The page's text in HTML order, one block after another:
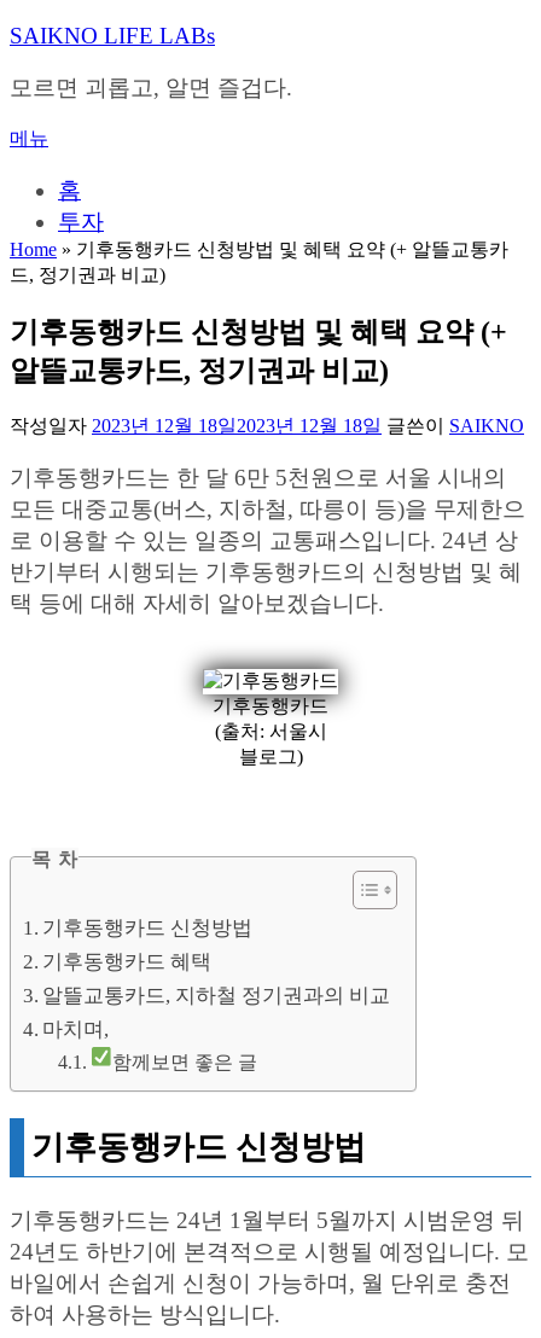
내
으
바
SAIKNO LIFE LABs
모르면 괴롭고, 알면 즐겁다.
메뉴
홈
투자
Home » 기후동행카드 신청방법 및 혜택 요약 (+ 알뜰교통카
드, 정기권과 비교)
기후동행카드 신청방법 및 혜택 요약 (+
알뜰교통카드, 정기권과 비교)
작성일자 2023년 12월 18일2023년 12월 18일 글쓴이 SAIKNO
기후동행카드는 한 달 6만 5천원으로 서울 시내의
모든 대중교통(버스, 지하철, 따릉이 등)을 무제한으
로 이용할 수 있는 일종의 교통패스입니다. 24년 상
반기부터 시행되는 기후동행카드의 신청방법 및 혜
택 등에 대해 자세히 알아보겠습니다.
기후동행카드
(출처: 서울시
블로그)
목 차
기후동행카드 신청방법
기후동행카드 혜택
알뜰교통카드, 지하철 정기권과의 비교
마치며,
함께보면 좋은 글
기후동행카드 신청방법
기후동행카드는 24년 1월부터 5월까지 시범운영 뒤
24년도 하반기에 본격적으로 시행될 예정입니다. 모
바일에서 손쉽게 신청이 가능하며, 월 단위로 충전
하여 사용하는 방식입니다.